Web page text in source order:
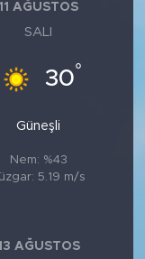
11 AĞUSTOS
SALI
30°
Güneşli
Nem: %43
5.19 m/s
AĞUSTOS